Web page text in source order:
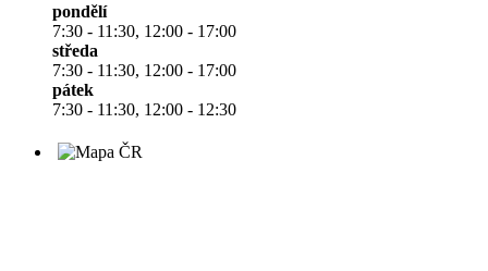
pondělí
7:30 - 11:30, 12:00 - 17:00
středa
7:30 - 11:30, 12:00 - 17:00
pátek
7:30 - 11:30, 12:00 - 12:30